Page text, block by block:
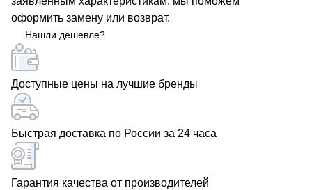
оформить замену или возврат.
Нашли дешевле?
Доступные цены на лучшие бренды
Быстрая доставка по России за 24 часа
Гарантия качества от производителей